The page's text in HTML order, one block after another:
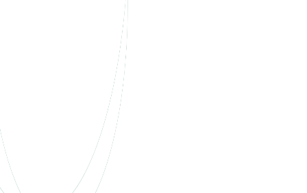
Entreprise CCN Prév. Santé
Prévention & Sécurité
Des solutions adaptées pour garantir la santé et
la sécurité de vos employés.
Entreprise CCN Prév. Santé
Propreté
Une offre conçue pour répondre aux spécificités
du secteur de la propreté.